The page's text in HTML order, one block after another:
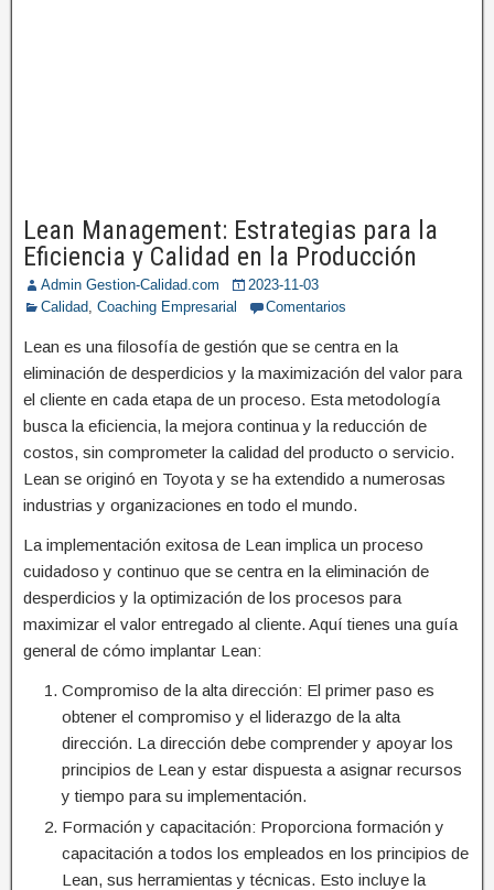
Lean Management: Estrategias para la
Eficiencia y Calidad en la Producción
Admin Gestion-Calidad.com
2023-11-03
Calidad, Coaching Empresarial Comentarios
Lean es una filosofía de gestión que se centra en la
eliminación de desperdicios y la maximización del valor para
el cliente en cada etapa de un proceso. Esta metodología
busca la eficiencia, la mejora continua y la reducción de
costos, sin comprometer la calidad del producto o servicio.
Lean se originó en Toyota y se ha extendido a numerosas
industrias y organizaciones en todo el mundo.
La implementación exitosa de Lean implica un proceso
cuidadoso y continuo que se centra en la eliminación de
desperdicios y la optimización de los procesos para
maximizar el valor entregado al cliente. Aquí tienes una guía
general de cómo implantar Lean:
Compromiso de la alta dirección: El primer paso es
obtener el compromiso y el liderazgo de la alta
dirección. La dirección debe comprender y apoyar los
principios de Lean y estar dispuesta a asignar recursos
y tiempo para su implementación.
Formación y capacitación: Proporciona formación y
capacitación a todos los empleados en los principios de
Lean, sus herramientas y técnicas. Esto incluye la